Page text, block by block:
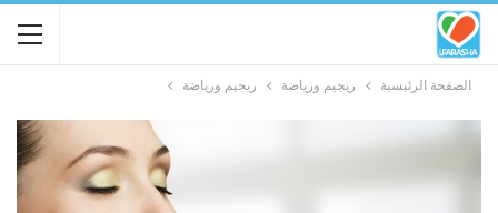
الصفحة الرئيسية ريجيم ورياضة ريجيم ورياضة